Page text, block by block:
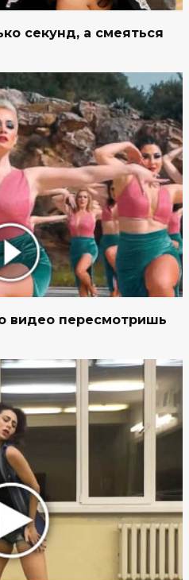
секунд, а смеяться
видео пересмотришь